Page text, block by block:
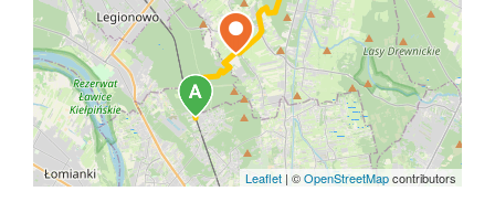
Leaflet | ©OpenStreetMapcontributors